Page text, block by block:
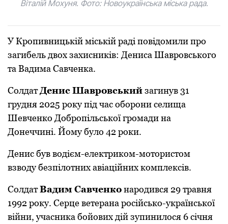
Віталій Мохуня. Фото: Новоукраїнська міська рада.
У Кропивницькій міській раді повідомили про
загибель двох захисників: Дениса Шавровського
та Вадима Савченка.
СолдатДенисШавровськийзагинув 31
грудня 2025 року під час оборони селища
Шевченко Добропільської громади на
Донеччині. Йому було 42 роки.
Денис був водієм-електриком-мотористом
взводу безпілотних авіаційних комплексів.
СолдатВадим Савченконародився 29 травня
1992 року. Серце ветерана російсько-української
війни, учасника бойових дій зупинилося 6 січня